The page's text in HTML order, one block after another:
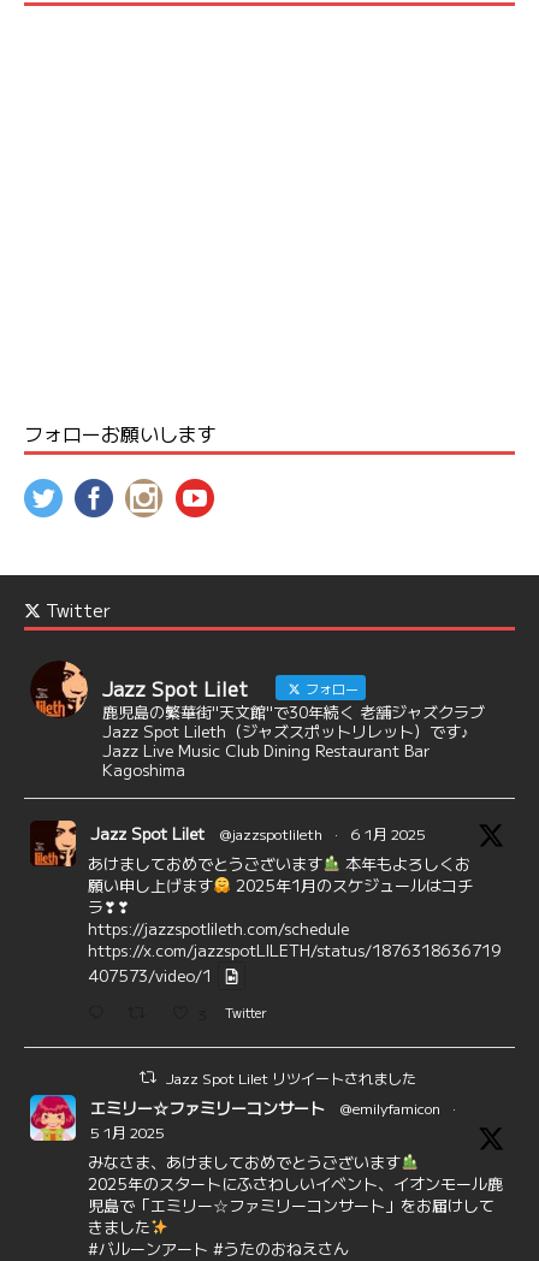
フォローお願いします
Twitter
Jazz Spot Lilet フォロー
鹿児島の繁華街"天文館"で30年続く 老舗ジャズクラブ
Jazz Spot Lileth（ジャズスポットリレット）です♪
Jazz Live Music Club Dining Restaurant Bar
Kagoshima
Jazz Spot Lilet @jazzspotlileth · 6 1月 2025
あけましておめでとうございます
本年もよろしくお
願い申し上げます
2025年1月のスケジュールはコチ
ラ❣❣
https://jazzspotlileth.com/schedule
https://x.com/jazzspotLILETH/status/1876318636719
407573/video/1
Twitter
Jazz Spot Lilet リツイートされました
エミリー☆ファミリーコンサート @emilyfamicon
·
5 1月 2025
みなさま、あけましておめでとうございます
2025年のスタートにふさわしいイベント、イオンモール鹿
児島で「エミリー☆ファミリーコンサート」をお届けして
きました
#バルーンアート #うたのおねえさん